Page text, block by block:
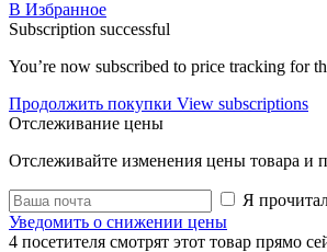
В Избранное
Subscription successful
You’re now subscribed to price tracking for
Продолжить покупки View subscriptions
Отслеживание цены
Отслеживайте изменения цены товара и
Я
Уведомить о снижении цены
4 посетителя смотрят этот товар прямо